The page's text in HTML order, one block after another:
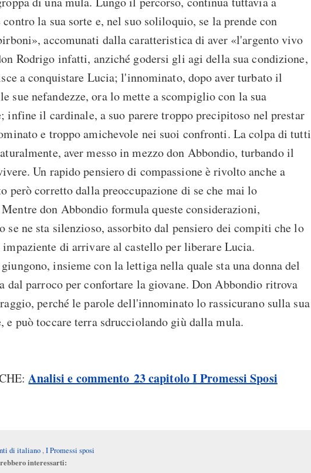
la sua sorte e, nel suo soliloquio, se la prende con
accomunati dalla caratteristica di aver «l'argento vivo
Rodrigo infatti, anziché godersi gli agi della sua condizione,
a conquistare Lucia; l'innominato, dopo aver turbato il
sue nefandezze, ora lo mette a scompiglio con la sua
infine il cardinale, a suo parere troppo precipitoso nel prestar
e troppo amichevole nei suoi confronti. La colpa di tutti
aver messo in mezzo don Abbondio, turbando il
Un rapido pensiero di compassione è rivolto anche a
però corretto dalla preoccupazione di se che mai lo
Mentre don Abbondio formula queste considerazioni,
se ne sta silenzioso, assorbito dal pensiero dei compiti che lo
impaziente di arrivare al castello per liberare Lucia.
insieme con la lettiga nella quale sta una donna del
dal parroco per confortare la giovane. Don Abbondio ritrova
perché le parole dell'innominato lo rassicurano sulla sua
e può toccare terra sdrucciolando giù dalla mula.
Analisi e commento 23 capitolo I Promessi Sposi
di italiano,I Promessi sposi
interessarti: